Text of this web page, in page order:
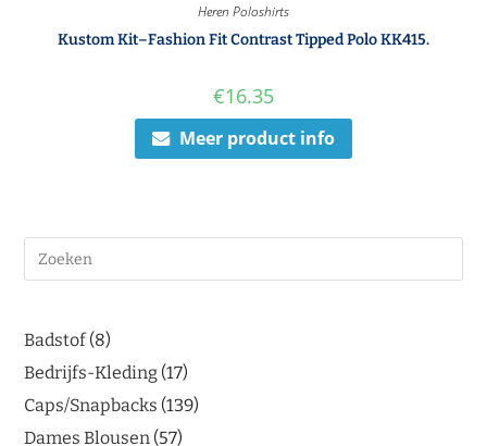
Heren Poloshirts
Kustom Kit–Fashion Fit Contrast Tipped Polo KK415.
€16.35
Meer product info
Badstof 8
Bedrijfs-Kleding 17
Caps/Snapbacks 139
Dames Blousen 57